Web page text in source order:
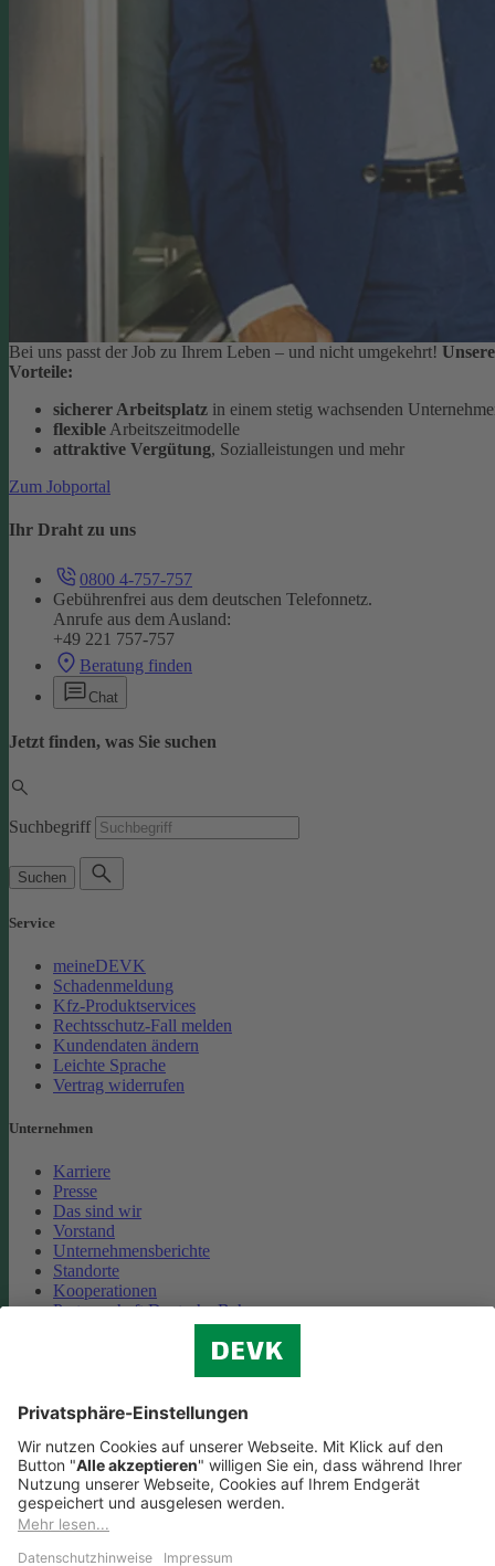
Bei uns passt der Job zu Ihrem Leben – und nicht umgekehrt! Unsere
Vorteile:
sicherer Arbeitsplatz in einem stetig wachsenden
flexible Arbeitszeitmodelle
attraktive Vergütung, Sozialleistungen und mehr
Zum Jobportal
Ihr Draht zu uns
0800 4-757-757
Gebührenfrei aus dem deutschen Telefonnetz.
Anrufe aus dem Ausland:
+49 221 757-757
Beratung finden
Chat
Jetzt finden, was Sie suchen
Suchbegriff
Suchen
Service
meineDEVK
Schadenmeldung
Kfz-Produktservices
Rechtsschutz-Fall melden
Kundendaten ändern
Leichte Sprache
Vertrag widerrufen
Unternehmen
Karriere
Presse
Das sind wir
Vorstand
Unternehmensberichte
Standorte
Kooperationen
Partnerschaft Deutsche Bahn
Cookie-Einstellungen
Datenschutz
Impressum
Streitbeilegung